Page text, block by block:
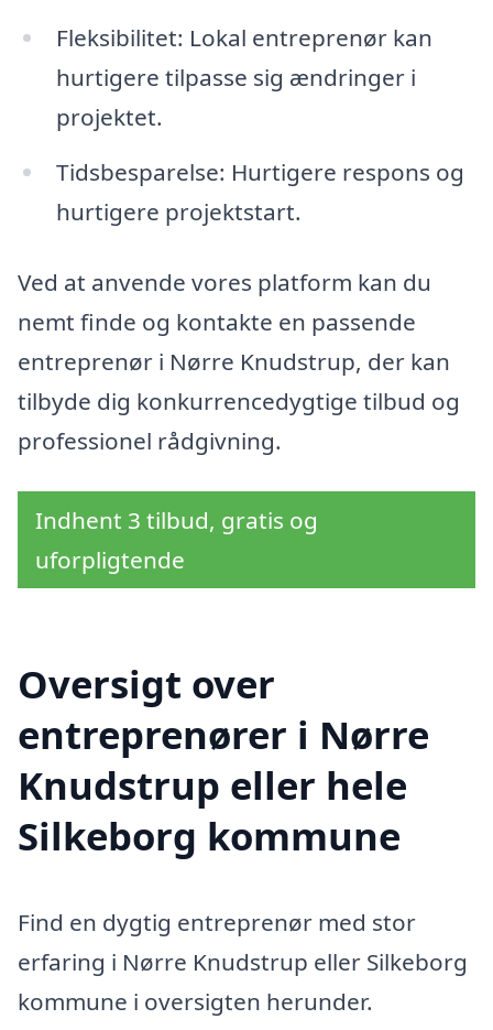
Fleksibilitet: Lokal entreprenør kan
hurtigere tilpasse sig ændringer i
projektet.
Tidsbesparelse: Hurtigere respons og
hurtigere projektstart.
Ved at anvende vores platform kan du
nemt finde og kontakte en passende
entreprenør i Nørre Knudstrup, der kan
tilbyde dig konkurrencedygtige tilbud og
professionel rådgivning.
Indhent 3 tilbud, gratis og
uforpligtende
Oversigt over
entreprenører i Nørre
Knudstrup eller hele
Silkeborg kommune
Find en dygtig entreprenør med stor
erfaring i Nørre Knudstrup eller Silkeborg
kommune i oversigten herunder.